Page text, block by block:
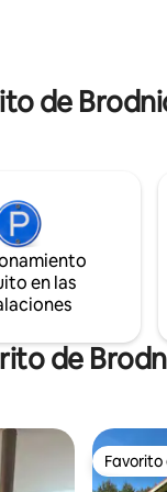
eléctrica
Cubierta.
de
en las
de